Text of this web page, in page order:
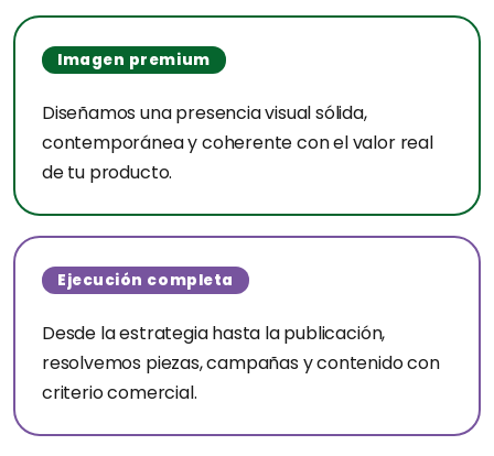
Imagen premium
Diseñamos una presencia visual sólida,
contemporánea y coherente con el valor real
de tu producto.
Ejecución completa
Desde la estrategia hasta la publicación,
resolvemos piezas, campañas y contenido con
criterio comercial.